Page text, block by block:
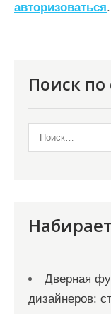
авторизоваться.
Поиск по
Дверная
дизайнеров: